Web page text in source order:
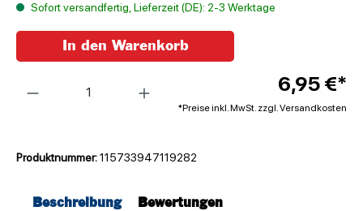
Sofort versandfertig, Lieferzeit (DE): 2-3 Werktage
6,95 €*
*Preise inkl. MwSt. zzgl. Versandkosten
In den Warenkorb
Produktnummer:115733947119282
Beschreibung Bewertungen